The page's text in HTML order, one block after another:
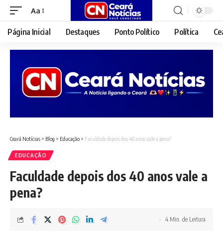
Font
Resizer
Aa
Página Inicial Destaques Ponto Político Política
Ceará Notícias > Blog > Educação > Faculdade depois dos 40 anos vale a pena?
EDUCAÇÃO
Faculdade depois dos 40 anos vale a
pena?
4 Min. de Leitura